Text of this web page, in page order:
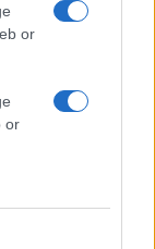
or
or